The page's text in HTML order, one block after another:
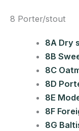
8 Porter/stout
8A Dry
8B
8C
8D
8E
8F
8G